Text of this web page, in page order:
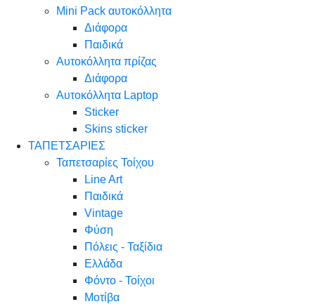
Mini Pack αυτοκόλλητα
Διάφορα
Παιδικά
Αυτοκόλλητα πρίζας
Διάφορα
Αυτοκόλλητα Laptop
Sticker
Skins sticker
ΤΑΠΕΤΣΑΡΙΕΣ
Ταπετσαρίες Τοίχου
Line Art
Παιδικά
Vintage
Φύση
Πόλεις - Ταξίδια
Ελλάδα
Φόντο - Τοίχοι
Μοτίβα